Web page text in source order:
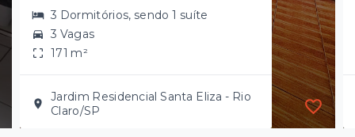
3 Dormitórios, sendo 1 suíte
3 Vagas
171 m²
Jardim Residencial Santa Eliza - Rio
Claro/SP